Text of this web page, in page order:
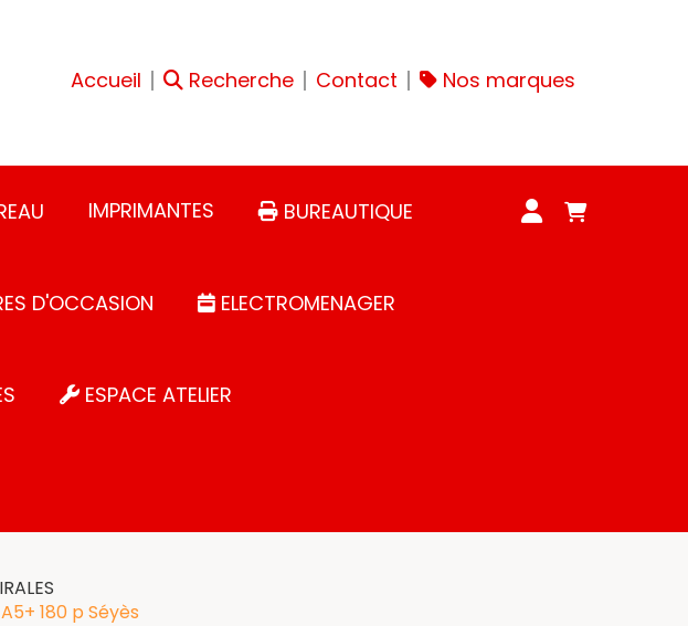
Accueil Recherche Contact Nos marques
IMPRIMANTES BUREAUTIQUE
D'OCCASION ELECTROMENAGER
ESPACE ATELIER
180 p Séyès